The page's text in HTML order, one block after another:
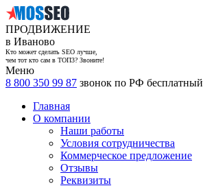
ПРОДВИЖЕНИЕ
в Иваново
Кто может сделать SEO лучше,
чем тот кто сам в ТОП3? Звоните!
Меню
8 800 350 99 87 звонок по РФ бесплатный
Главная
О компании
Наши работы
Условия сотрудничества
Коммерческое предложение
Отзывы
Реквизиты